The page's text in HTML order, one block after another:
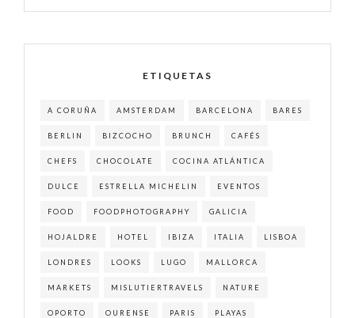
ETIQUETAS
A CORUÑA AMSTERDAM BARCELONA BARES
BERLIN BIZCOCHO BRUNCH CAFÉS
CHEFS CHOCOLATE COCINA ATLÁNTICA
DULCE ESTRELLA MICHELIN EVENTOS
FOOD FOODPHOTOGRAPHY GALICIA
HOJALDRE HOTEL IBIZA ITALIA LISBOA
LONDRES LOOKS LUGO MALLORCA
MARKETS MISLUTIERTRAVELS NATURE
OPORTO OURENSE PARIS PLAYAS